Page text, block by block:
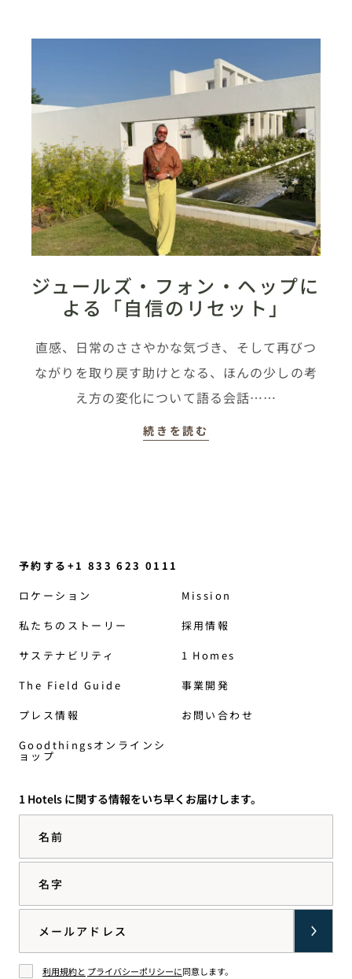
ジュールズ・フォン・ヘップに
よる「自信のリセット」
直感、日常のささやかな気づき、そして再びつ
ながりを取り戻す助けとなる、ほんの少しの考
え方の変化について語る会話……
続きを読む
予約する+1 833 623 0111
ロケーション
私たちのストーリー
サステナビリティ
The Field Guide
プレス情報
Goodthingsオンラインシ
ョップ
Mission
採用情報
1 Homes
事業開発
お問い合わせ
1 Hotels に関する情報をいち早くお届けします。
利用規約と プライバシーポリシーに同意します。